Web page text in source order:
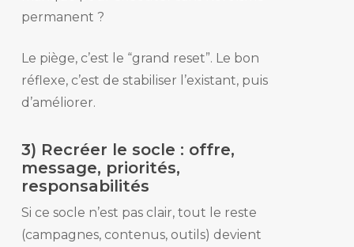
permanent ?
Le piège, c’est le “grand reset”. Le bon
réflexe, c’est de stabiliser l’existant, puis
d’améliorer.
3) Recréer le socle : offre,
message, priorités,
responsabilités
Si ce socle n’est pas clair, tout le reste
(campagnes, contenus, outils) devient